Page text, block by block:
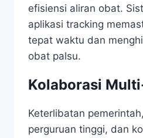
efisiensi aliran obat.
aplikasi tracking
tepat waktu dan
obat palsu.
Kolaborasi
Keterlibatan
perguruan tinggi, dan